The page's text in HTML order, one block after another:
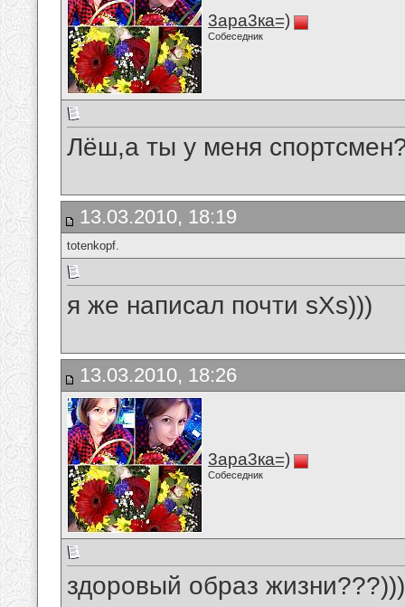
3ара3ка=)
Собеседник
Лёш,а ты у меня
13.03.2010, 18:19
totenkopf.
я же написал почти sXs)))
13.03.2010, 18:26
3ара3ка=)
Собеседник
здоровый образ